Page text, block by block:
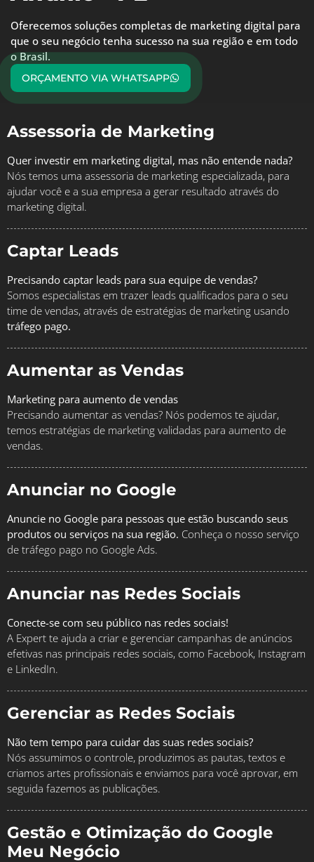
Oferecemos soluções completas de marketing digital para
que o seu negócio tenha sucesso na sua região e em todo
o Brasil.
ORÇAMENTO VIA WHATSAPP
Assessoria de Marketing
Quer investir em marketing digital, mas não entende nada?
Nós temos uma assessoria de marketing especializada, para
ajudar você e a sua empresa a gerar resultado através do
marketing digital.
Captar Leads
Precisando captar leads para sua equipe de vendas?
Somos especialistas em trazer leads qualificados para o seu
time de vendas, através de estratégias de marketing usando
tráfego pago.
Aumentar as Vendas
Marketing para aumento de vendas
Precisando aumentar as vendas? Nós podemos te ajudar,
temos estratégias de marketing validadas para aumento de
vendas.
Anunciar no Google
Anuncie no Google para pessoas que estão buscando seus
produtos ou serviços na sua região. Conheça o nosso serviço
de tráfego pago no Google Ads.
Anunciar nas Redes Sociais
Conecte-se com seu público nas redes sociais!
A Expert te ajuda a criar e gerenciar campanhas de anúncios
efetivas nas principais redes sociais, como Facebook, Instagram
e LinkedIn.
Gerenciar as Redes Sociais
Não tem tempo para cuidar das suas redes sociais?
Nós assumimos o controle, produzimos as pautas, textos e
criamos artes profissionais e enviamos para você aprovar, em
seguida fazemos as publicações.
Gestão e Otimização do Google
Meu Negócio